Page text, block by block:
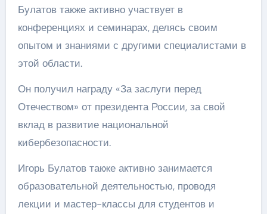
Булатов также активно участвует в
конференциях и семинарах, делясь своим
опытом и знаниями с другими специалистами в
этой области.
Он получил награду «За заслуги перед
Отечеством» от президента России, за свой
вклад в развитие национальной
кибербезопасности.
Игорь Булатов также активно занимается
образовательной деятельностью, проводя
лекции и мастер-классы для студентов и